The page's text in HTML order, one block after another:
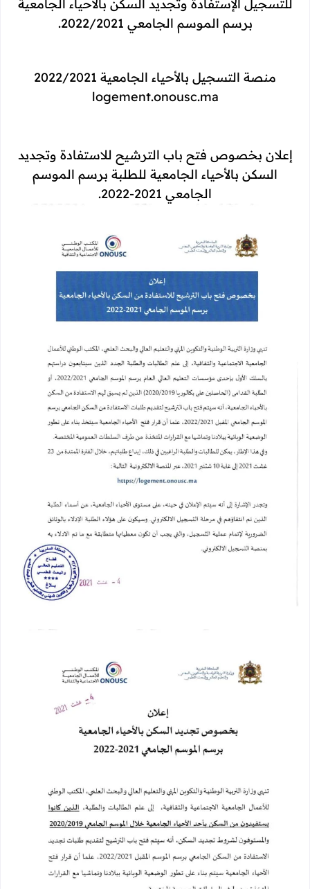
للتسجيل الإستفادة وتجديد السكن بالأحياء الجامعية
برسم الموسم الجامعي 2022/2021.
منصة التسجيل بالأحياء الجامعية 2022/2021
logement.onousc.ma
إعلان بخصوص فتح باب الترشيح للاستفادة وتجديد
السكن بالأحياء الجامعية للطلبة برسم الموسم
الجامعي 2021-2022.